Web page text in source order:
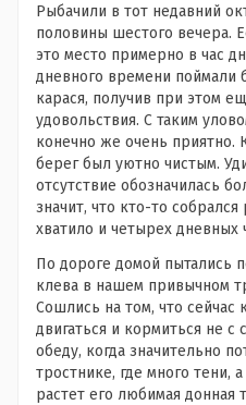
Рыбачили в тот недавний
половины шестого вечера.
это место примерно в час
дневного времени поймали
карася, получив при этом
удовольствия. С таким
конечно же очень приятно.
берег был уютно чистым.
отсутствие обозначилась
значит, что кто-то
хватило и четырех дневных
По дороге домой пытались
клева в нашем привычном
Сошлись на том, что сейчас
двигаться и кормиться не с
обеду, когда значительно
тростнике, где много тени,
растет его любимая донная